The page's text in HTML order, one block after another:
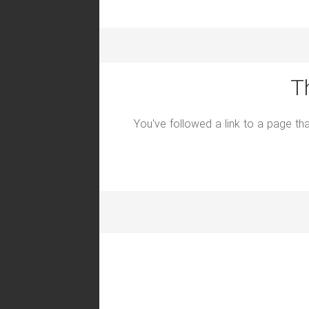
You've followed a link to a page